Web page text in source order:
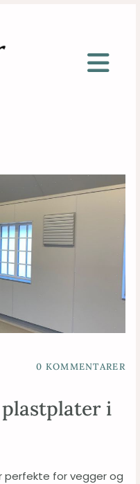
0 KOMMENTARER
i
perfekte for vegger og